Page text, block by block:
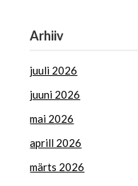
Arhiiv
juuli 2026
juuni 2026
mai 2026
aprill 2026
märts 2026